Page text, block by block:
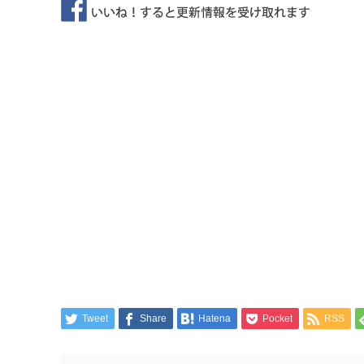
Tweet Share Hatena Pocket RSS